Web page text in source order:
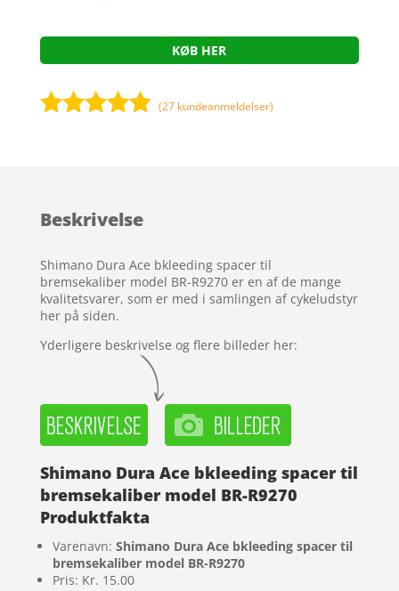
KØB HER
kundebedø
(27 kundeanmeldelser)
Beskrivelse
Shimano Dura Ace bkleeding spacer til
bremsekaliber model BR-R9270 er en af de mange
kvalitetsvarer, som er med i samlingen af cykeludstyr
her på siden.
Yderligere beskrivelse og flere billeder her:
Shimano Dura Ace bkleeding spacer til
bremsekaliber model BR-R9270
Produktfakta
Varenavn: Shimano Dura Ace bkleeding spacer til
bremsekaliber model BR-R9270
Pris: Kr. 15.00